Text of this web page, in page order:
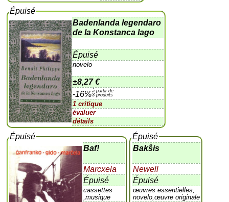
Épuisé
Badenlanda legendaro
de la Konstanca lago
Épuisé
novelo
±8,27 €
-16%à partir de
3 produits
1 critique
évaluer
détails
Épuisé
Baf!
Marcxela
Épuisé
cassettes
,musique
Épuisé
Bakŝis
Newell
Épuisé
œuvres essentielles,
novelo,œuvre originale